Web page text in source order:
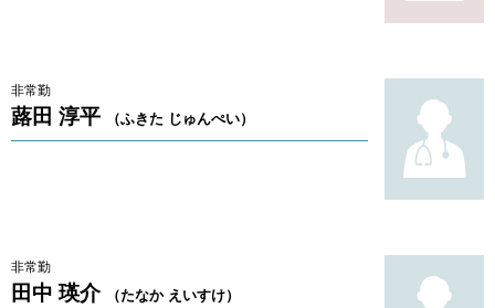
非常勤
蕗田 淳平 （ふきた じゅんぺい）
非常勤
田中 瑛介 （たなか えいすけ）